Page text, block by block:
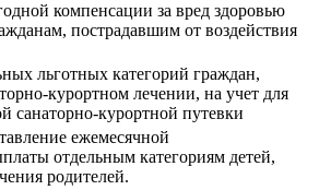
компенсации за вред здоровью
пострадавшим от воздействия
льготных категорий граждан,
курортном лечении, на учет для
санаторно-курортной путевки
ежемесячной
отдельным категориям детей,
родителей.